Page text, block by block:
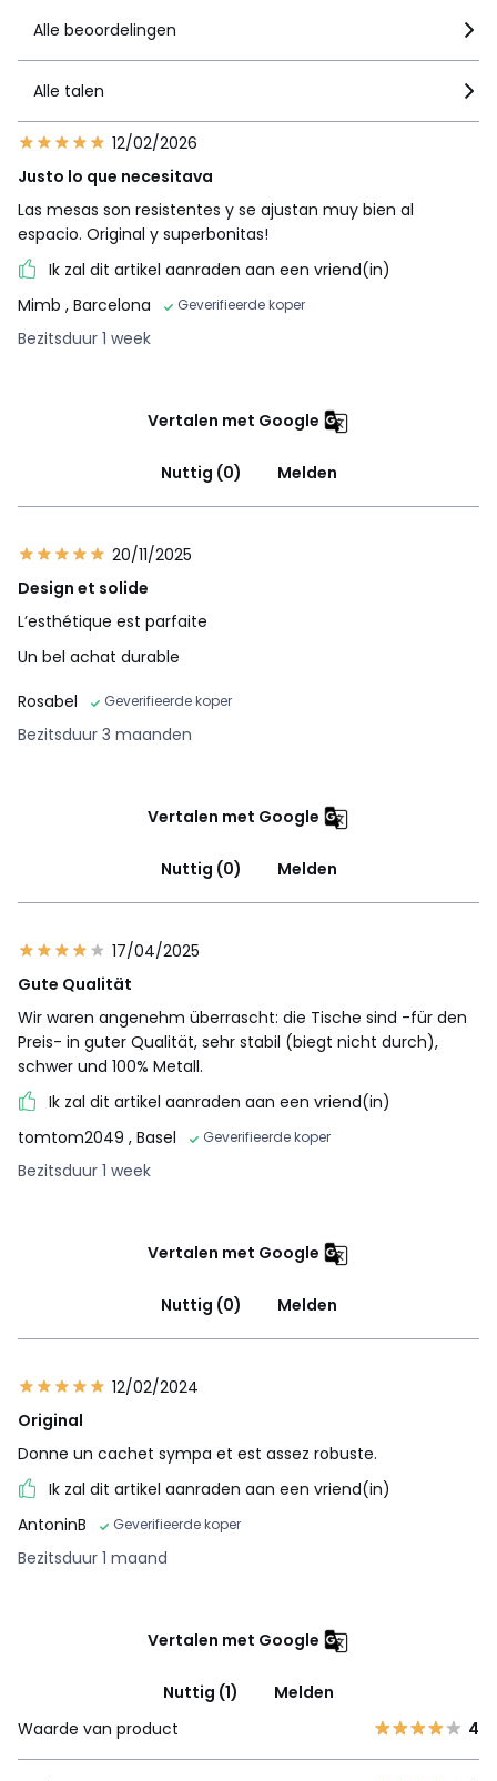
Alle beoordelingen
Alle talen
12/02/2026
Justo lo que necesitava
Las mesas son resistentes y se ajustan muy bien al
espacio. Original y superbonitas!
Ik zal dit artikel aanraden aan een vriend(in)
Mimb , Barcelona Geverifieerde koper
Bezitsduur 1 week
Vertalen met Google
Nuttig (0) Melden
20/11/2025
Design et solide
L’esthétique est parfaite
Un bel achat durable
Rosabel
Geverifieerde koper
Bezitsduur 3 maanden
Vertalen met Google
Nuttig (0) Melden
17/04/2025
Gute Qualität
Wir waren angenehm überrascht: die Tische sind -für den
Preis- in guter Qualität, sehr stabil (biegt nicht durch),
schwer und 100% Metall.
Ik zal dit artikel aanraden aan een vriend(in)
tomtom2049 , Basel Geverifieerde koper
Bezitsduur 1 week
Vertalen met Google
Nuttig (0) Melden
12/02/2024
Original
Donne un cachet sympa et est assez robuste.
Ik zal dit artikel aanraden aan een vriend(in)
AntoninB
Geverifieerde koper
Bezitsduur 1 maand
Vertalen met Google
Nuttig (1)
Melden
Waarde van product
4